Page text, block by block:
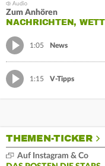
Zum Anhören
NACHRICHTEN,
1:05 News
1:15 V-Tipps
THEMEN-TICKER
Auf Instagram & Co